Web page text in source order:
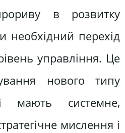
в розвитку
необхідний перехід
управління. Це
нового типу
мають системне,
мислення і